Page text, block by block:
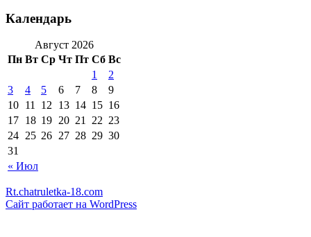
Календарь
Август 2026
Пн Вт Ср Чт Пт Сб Вс
« Июл
1
2
3
4 5 6 7 8
9
10 11 12 13 14 15 16
17 18 19 20 21 22 23
24 25 26 27 28 29 30
31
Rt.chatruletka-18.com
Сайт работает на WordPress